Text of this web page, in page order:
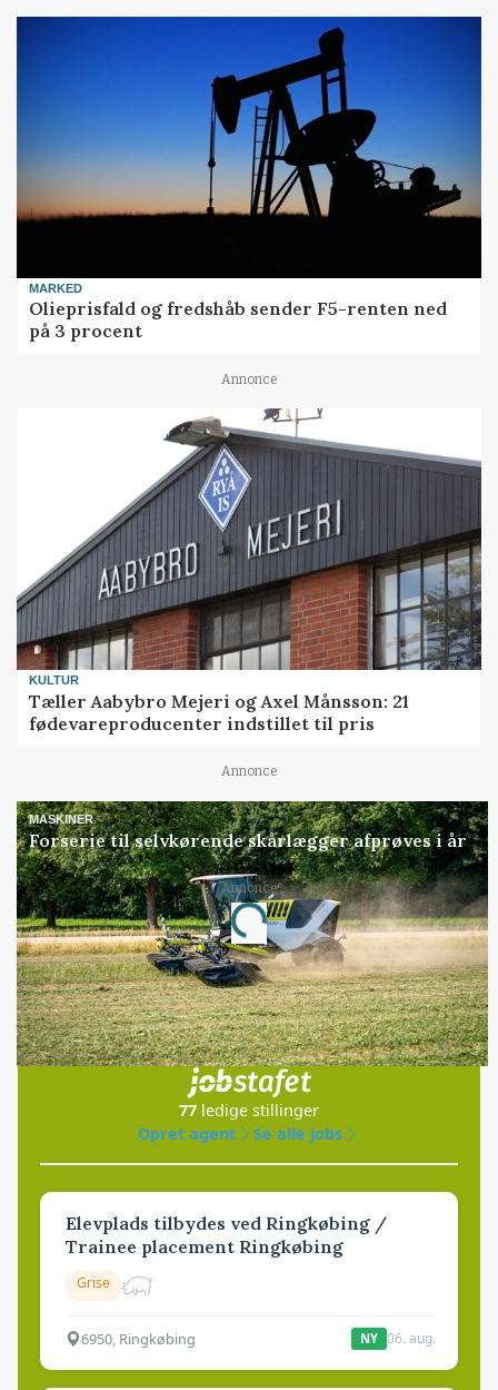
MARKED
Olieprisfald og fredshåb sender F5-renten ned
på 3 procent
Annonce
KULTUR
Tæller Aabybro Mejeri og Axel Månsson: 21
fødevareproducenter indstillet til pris
Annonce
MASKINER
Forserie til selvkørende skårlægger afprøves i år
Annonce
Loading...
Jobs
i samarbejde med
77 ledige stillinger
Opret agent
Se alle jobs
Elevplads tilbydes ved Ringkøbing /
Trainee placement Ringkøbing
Grise
6950, Ringkøbing NY 06. aug.